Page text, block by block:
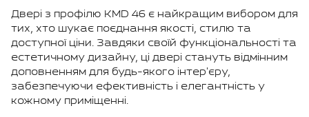
Двері з профілю KMD 46 є найкращим вибором для
тих, хто шукає поєднання якості, стилю та
доступної ціни. Завдяки своїй функціональності та
естетичному дизайну, ці двері стануть відмінним
доповненням для будь-якого інтер'єру,
забезпечуючи ефективність і елегантність у
кожному приміщенні.